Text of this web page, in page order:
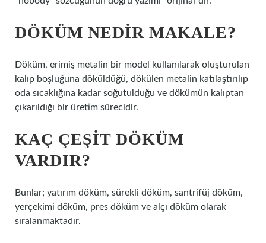
DÖKÜM NEDIR MAKALE?
Döküm, erimiş metalin bir model kullanılarak oluşturulan
kalıp boşluğuna döküldüğü, dökülen metalin katılaştırılıp
oda sıcaklığına kadar soğutulduğu ve dökümün kalıptan
çıkarıldığı bir üretim sürecidir.
KAÇ ÇEŞIT DÖKÜM
VARDIR?
Bunlar; yatırım döküm, sürekli döküm, santrifüj döküm,
yerçekimi döküm, pres döküm ve alçı döküm olarak
sıralanmaktadır.